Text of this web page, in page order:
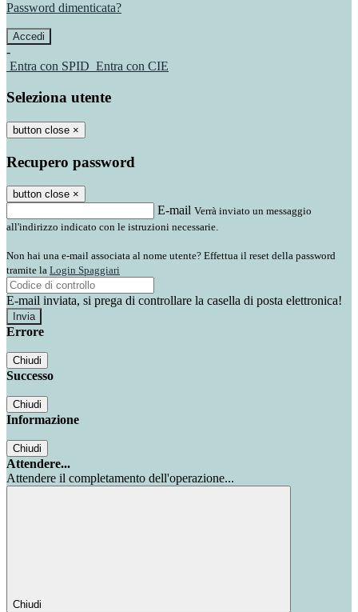
Password dimenticata?
-
Entra con SPID Entra con CIE
Seleziona utente
button close ×
Recupero password
button close ×
E-mail Verrà inviato un messaggio
all'indirizzo indicato con le istruzioni necessarie.
Non hai una e-mail associata al nome utente? Effettua il reset della password
tramite la Login Spaggiari
E-mail inviata, si prega di controllare la casella di posta elettronica!
Errore
Chiudi
Successo
Chiudi
Informazione
Chiudi
Attendere...
Attendere il completamento dell'operazione...
Chiudi